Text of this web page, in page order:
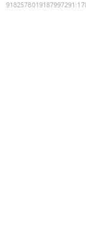
9182578019187997291 :